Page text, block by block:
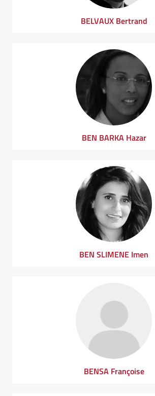
BELVAUX Bertrand
BEN BARKA Hazar
BEN SLIMENE Imen
BENSA Françoise